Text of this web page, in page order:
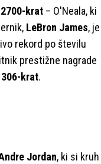
krat – O'Neala, ki
LeBron James, je
rekord po številu
prestižne nagrade
306-krat.
Jordan, ki si kruh